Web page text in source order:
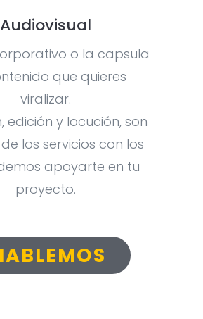
Audiovisual
o la capsula
que quieres
viralizar.
edición y locución, son
los servicios con los
apoyarte en tu
proyecto.